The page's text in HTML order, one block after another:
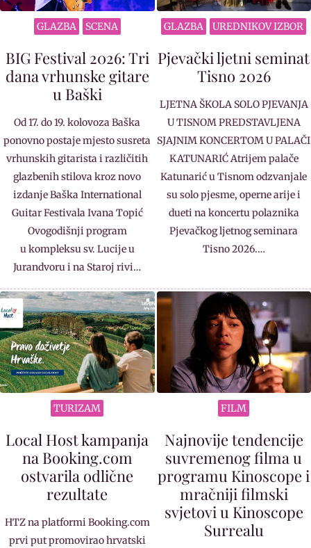
GLAZBA SCENA
BIG Festival 2026: Tri
dana vrhunske gitare
u Baški
Od 17. do 19. kolovoza Baška
ponovno postaje mjesto susreta
vrhunskih gitarista i različitih
glazbenih stilova kroz novo
izdanje Baška International
Guitar Festivala Ivana Topić
Ovogodišnji program
u kompleksu sv. Lucije u
Jurandvoru i na Staroj rivi…
GLAZBA UREDNIKOV IZBOR
Pjevački ljetni seminat
Tisno 2026
LJETNA ŠKOLA SOLO PJEVANJA
U TISNOM PREDSTAVLJENA
SJAJNIM KONCERTOM U PALAČI
KATUNARIĆ Atrijem palače
Katunarić u Tisnom odzvanjale
su solo pjesme, operne arije i
dueti na koncertu polaznika
Pjevačkog ljetnog seminara
Tisno 2026.…
TURIZAM
Local Host kampanja
na Booking.com
ostvarila odlične
rezultate
HTZ na platformi Booking.com
prvi put promovirao hrvatski
FILM
Najnovije tendencije
suvremenog filma u
programu Kinoscope i
mračniji filmski
svjetovi u Kinoscope
Surrealu